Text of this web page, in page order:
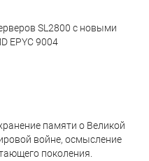
SL2800 с новыми
EPYC 9004
памяти о Великой
войне, осмысление
поколения.